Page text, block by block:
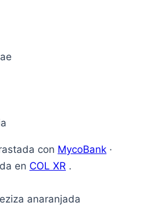
con MycoBank ·
en COL XR .
anaranjada